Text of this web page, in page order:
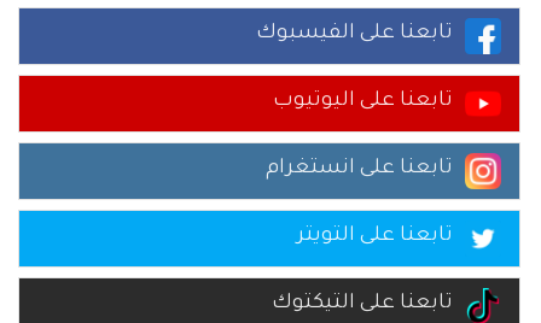
تابعنا على الفيسبوك
تابعنا على اليوتيوب
تابعنا على انستغرام
تابعنا على التويتر
تابعنا على التيكتوك